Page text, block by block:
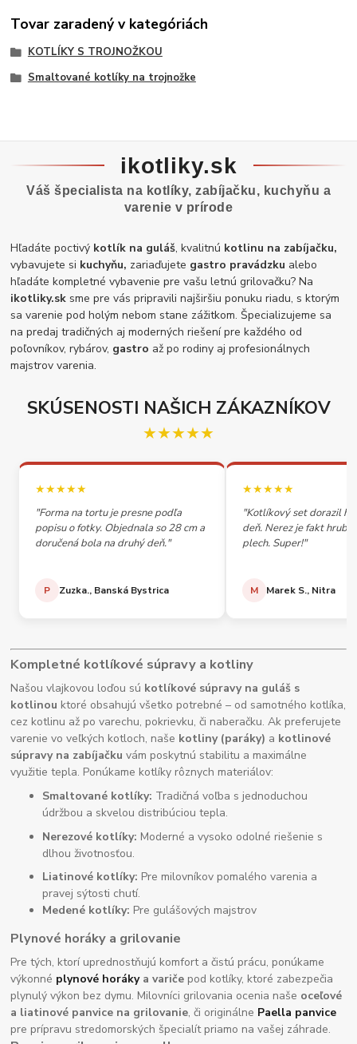
Tovar zaradený v kategóriách
KOTLÍKY S TROJNOŽKOU
Smaltované kotlíky na trojnožke
ikotliky.sk
Váš špecialista na kotlíky, zabíjačku, kuchyňu a
varenie v prírode
Hľadáte poctivý kotlík na guláš, kvalitnú kotlinu na zabíjačku,
vybavujete si kuchyňu, zariaďujete gastro pravádzku alebo
hľadáte kompletné vybavenie pre vašu letnú grilovačku? Na
ikotliky.sk sme pre vás pripravili najširšiu ponuku riadu, s ktorým
sa varenie pod holým nebom stane zážitkom. Špecializujeme sa
na predaj tradičných aj moderných riešení pre každého od
poľovníkov, rybárov, gastro až po rodiny aj profesionálnych
majstrov varenia.
SKÚSENOSTI NAŠICH ZÁKAZNÍKOV
★★★★★
★★★★★
"Forma na tortu je presne podľa
popisu o fotky. Objednala so 28 cm a
doručená bola na druhý deň."
P Zuzka., Banská Bystrica
★★★★★
"Kotlíkový set dorazil
deň. Nerez je fakt
plech. Super!"
M Marek S., Nitra
Kompletné kotlíkové súpravy a kotliny
Našou vlajkovou loďou sú kotlíkové súpravy na guláš s
kotlinou ktoré obsahujú všetko potrebné – od samotného kotlíka,
cez kotlinu až po varechu, pokrievku, či naberačku. Ak preferujete
varenie vo veľkých kotloch, naše kotliny (paráky) a kotlinové
súpravy na zabíjačku vám poskytnú stabilitu a maximálne
využitie tepla. Ponúkame kotlíky rôznych materiálov:
Smaltované kotlíky: Tradičná voľba s jednoduchou
údržbou a skvelou distribúciou tepla.
Nerezové kotlíky: Moderné a vysoko odolné riešenie s
dlhou životnosťou.
Liatinové kotlíky: Pre milovníkov pomalého varenia a
pravej sýtosti chutí.
Medené kotlíky: Pre gulášových majstrov
Plynové horáky a grilovanie
Pre tých, ktorí uprednostňujú komfort a čistú prácu, ponúkame
výkonné plynové horákya variče pod kotlíky, ktoré zabezpečia
plynulý výkon bez dymu. Milovníci grilovania ocenia naše oceľové
a liatinové panvice na grilovanie, či originálne Paella panvice
pre prípravu stredomorských špecialít priamo na vašej záhrade.